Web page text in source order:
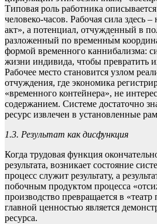
Типовая роль работника
человеко-часов. Рабочая сила здесь
акт», а потенциал, отчужденный в
разложенный по временны́м
формой временного каннибализма:
жизни индивида, чтобы превратить
Рабочее место становится узлом
отчуждения, где экономика
«временного контейнера», не
содержанием. Системе достаточно
ресурс извлечен в установленные
1.3. Результат как дисфункция
Когда трудовая функция
результата, возникает состояние
процесс служит результату, а
побочным продуктом процесса
производство превращается в «театр
главной ценностью является
ресурса.